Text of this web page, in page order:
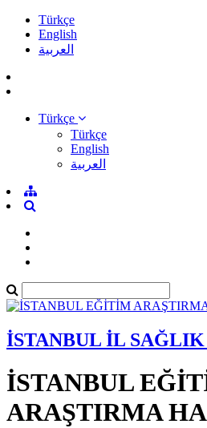
Türkçe
English
العربية
Türkçe
Türkçe
English
العربية
İSTANBUL İL
İSTANBUL
ARAŞTIRMA